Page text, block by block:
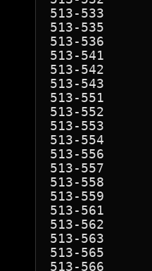
513-533
513-535
513-536
513-541
513-542
513-543
513-551
513-552
513-553
513-554
513-556
513-557
513-558
513-559
513-561
513-562
513-563
513-565
513-566